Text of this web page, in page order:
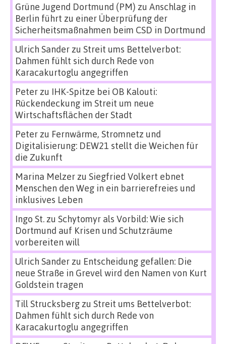
Grüne Jugend Dortmund (PM) zu Anschlag in
Berlin führt zu einer Überprüfung der
Sicherheitsmaßnahmen beim CSD in Dortmund
Ulrich Sanderzu Streit ums Bettelverbot:
Dahmen fühlt sich durch Rede von
Karacakurtoglu angegriffen
Peterzu IHK-Spitze bei OB Kalouti:
Rückendeckung im Streit um neue
Wirtschaftsflächen der Stadt
Peterzu Fernwärme, Stromnetz und
Digitalisierung: DEW21 stellt die Weichen für
die Zukunft
Marina Melzerzu Siegfried Volkert ebnet
Menschen den Weg in ein barrierefreies und
inklusives Leben
Ingo St.zu Schytomyr als Vorbild: Wie sich
Dortmund auf Krisen und Schutzräume
vorbereiten will
Ulrich Sanderzu Entscheidung gefallen: Die
neue Straße in Grevel wird den Namen von Kurt
Goldstein tragen
Till Strucksbergzu Streit ums Bettelverbot:
Dahmen fühlt sich durch Rede von
Karacakurtoglu angegriffen